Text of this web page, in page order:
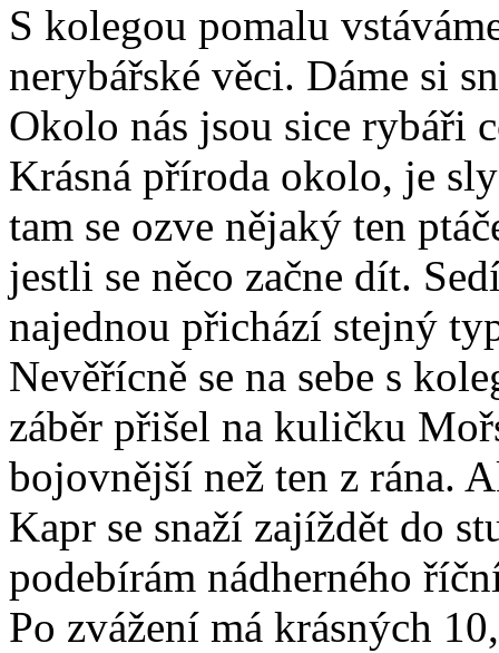
S kolegou pomalu
nerybářské věci. Dáme si
Okolo nás jsou sice rybáři
Krásná příroda okolo, je
tam se ozve nějaký ten
jestli se něco začne dít.
najednou přichází stejný
Nevěřícně se na sebe s
záběr přišel na kuličku
bojovnější než ten z rána.
Kapr se snaží zajíždět do
podebírám nádherného
Po zvážení má krásných